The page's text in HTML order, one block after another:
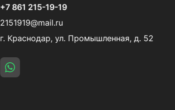
+7 861 215-19-19
2151919@mail.ru
г. Краснодар, ул. Промышленная, д. 52